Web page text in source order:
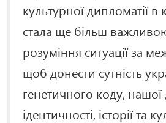
культурної дипломатії в
стала ще більш
розуміння ситуації за
щоб донести сутність
генетичного коду, нашої
ідентичності, історії та